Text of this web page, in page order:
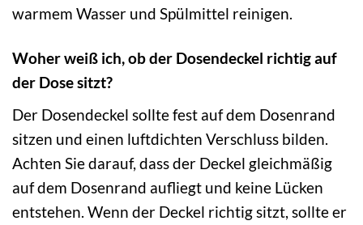
warmem Wasser und Spülmittel reinigen.
Woher weiß ich, ob der Dosendeckel richtig auf
der Dose sitzt?
Der Dosendeckel sollte fest auf dem Dosenrand
sitzen und einen luftdichten Verschluss bilden.
Achten Sie darauf, dass der Deckel gleichmäßig
auf dem Dosenrand aufliegt und keine Lücken
entstehen. Wenn der Deckel richtig sitzt, sollte er